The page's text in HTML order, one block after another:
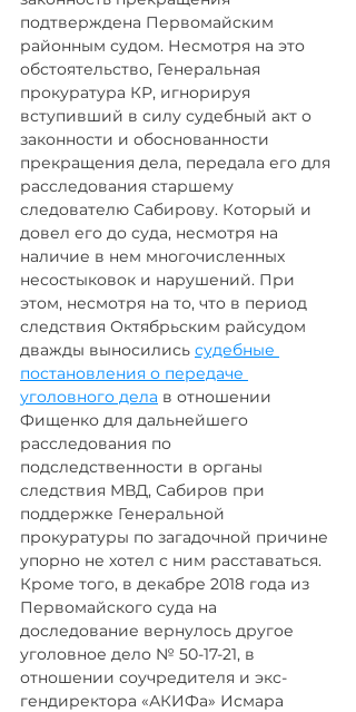
подтверждена Первомайским
районным судом. Несмотря на это
обстоятельство, Генеральная
прокуратура КР, игнорируя
вступивший в силу судебный акт о
законности и обоснованности
прекращения дела, передала его для
расследования старшему
следователю Сабирову. Который и
довел его до суда, несмотря на
наличие в нем многочисленных
несостыковок и нарушений. При
этом, несмотря на то, что в период
следствия Октябрьским райсудом
дважды выносились судебные
постановления о передаче
уголовного дела в отношении
Фищенко для дальнейшего
расследования по
подследственности в органы
следствия МВД, Сабиров при
поддержке Генеральной
прокуратуры по загадочной причине
упорно не хотел с ним расставаться.
Кроме того, в декабре 2018 года из
Первомайского суда на
доследование вернулось другое
уголовное дело № 50-17-21, в
отношении соучредителя и экс-
гендиректора «АКИФа» Исмара